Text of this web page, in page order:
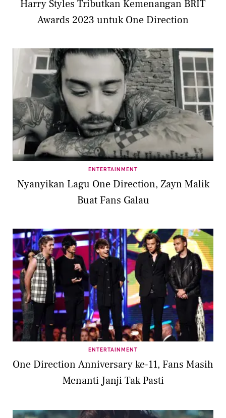
Harry Styles Tributkan Kemenangan BRIT
Awards 2023 untuk One Direction
ENTERTAINMENT
Nyanyikan Lagu One Direction, Zayn Malik
Buat Fans Galau
ENTERTAINMENT
One Direction Anniversary ke-11, Fans Masih
Menanti Janji Tak Pasti